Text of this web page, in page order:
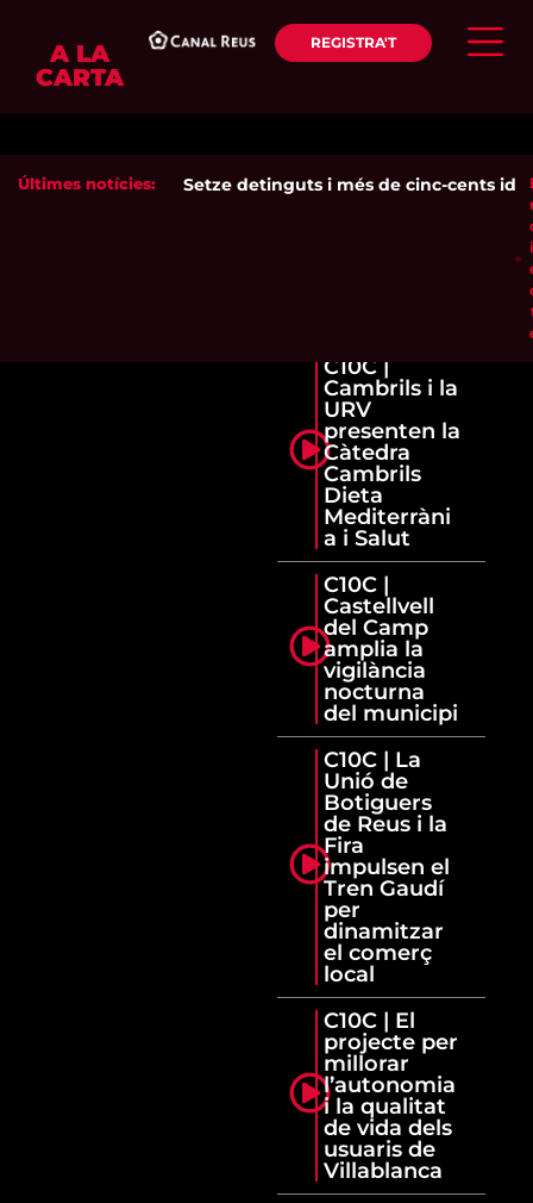
A LA
CARTA
REGISTRA'T
Últimes notícies: Setze detinguts i més de cinc-cents
C10C |
Cambrils i la
URV
presenten la
Càtedra
Cambrils
Dieta
Mediterràni
a i Salut
C10C |
Castellvell
del Camp
amplia la
vigilància
nocturna
del municipi
C10C | La
Unió de
Botiguers
de Reus i la
Fira
impulsen el
Tren Gaudí
per
dinamitzar
el comerç
local
C10C | El
projecte per
millorar
l’autonomia
i la qualitat
de vida dels
usuaris de
Villablanca